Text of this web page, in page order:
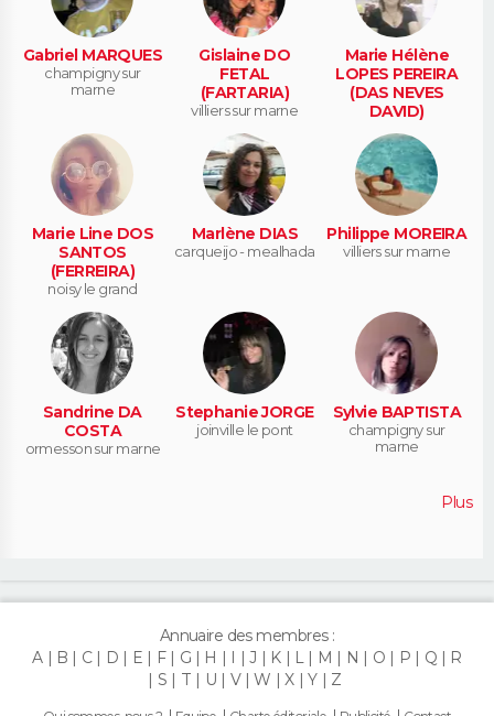
Gabriel MARQUES
champigny sur
marne
Gislaine DO
FETAL
(FARTARIA)
villiers sur marne
Marie Hélène
LOPES PEREIRA
(DAS NEVES
DAVID)
les avenieres
Marie Line DOS
SANTOS
(FERREIRA)
noisy le grand
Marlène DIAS
carqueijo - mealhada
Philippe MOREIRA
villiers sur marne
Sandrine DA
COSTA
ormesson sur marne
Stephanie JORGE
joinville le pont
Sylvie BAPTISTA
champigny sur
marne
Plus
Annuaire des membres :
A
B C D E F G H I J K L M N O P Q
R
S
T U V W X Y Z